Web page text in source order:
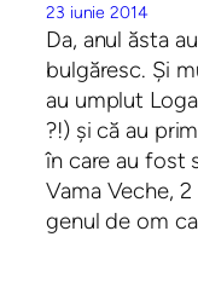
23 iunie 2014
Da, anul ăsta
bulgăresc. Și
au umplut
?!) și că au
în care au fost
Vama Veche,
genul de om